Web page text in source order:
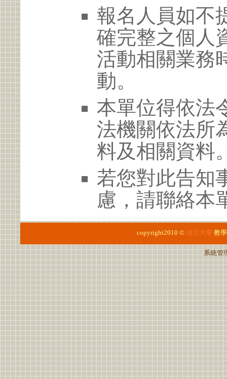
報名人員如不
確完整之個人
活動相關業務
動。
本單位得依法
法機關依法所
料及相關資料
若您對此告知
慮，請聯絡本
copyright2010 © 淡江大學 教
系統管